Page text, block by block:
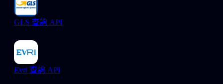
GLS 查詢 API
Evri 查詢 API